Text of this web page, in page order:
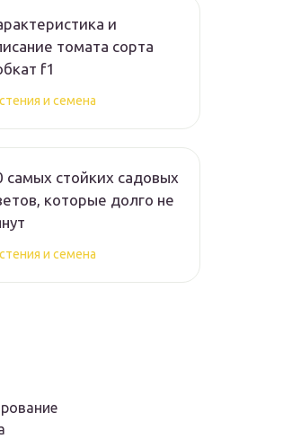
и
томата сорта
f1
и семена
самых стойких садовых
которые долго не
и семена